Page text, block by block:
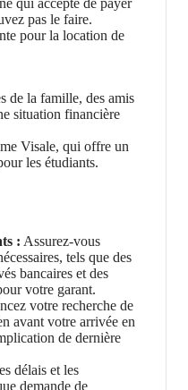
qui accepte de payer
pas le faire.
pour la location de
de la famille, des amis
situation financière
Visale, qui offre un
les étudiants.
: Assurez-vous
tels que des
bancaires et des
votre garant.
votre recherche de
avant votre arrivée en
de dernière
délais et les
demande de